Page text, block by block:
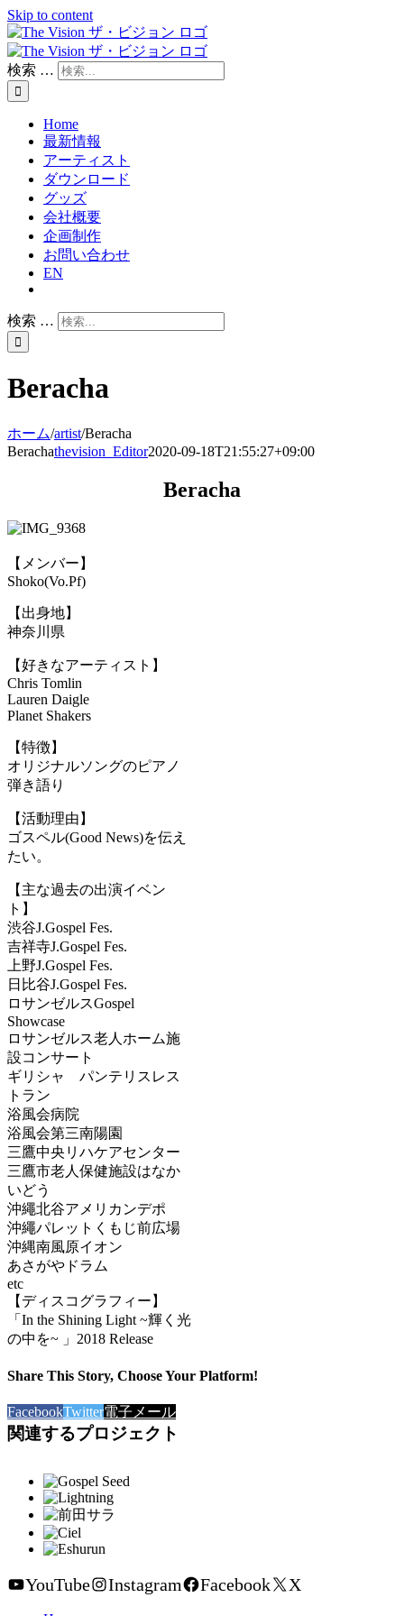
Skip to content
検索 …
Home
最新情報
アーティスト
ダウンロード
グッズ
会社概要
企画制作
お問い合わせ
EN
検索 …
Beracha
ホーム/artist/Beracha
Berachathevision_Editor2020-09-18T21:55:27+09:00
Beracha
【メンバー】
Shoko(Vo.Pf)
【出身地】
神奈川県
【好きなアーティスト】
Chris Tomlin
Lauren Daigle
Planet Shakers
【特徴】
オリジナルソングのピアノ
弾き語り
【活動理由】
ゴスペル(Good News)を伝え
たい。
【主な過去の出演イベン
ト】
渋谷J.Gospel Fes.
吉祥寺J.Gospel Fes.
上野J.Gospel Fes.
日比谷J.Gospel Fes.
ロサンゼルスGospel
Showcase
ロサンゼルス老人ホーム施
設コンサート
ギリシャ パンテリスレス
トラン
浴風会病院
浴風会第三南陽園
三鷹中央リハケアセンター
三鷹市老人保健施設はなか
いどう
沖繩北谷アメリカンデポ
沖繩パレットくもじ前広場
沖縄南風原イオン
あさがやドラム
etc
【ディスコグラフィー】
「 In the Shining Light ~輝く光
の中を~ 」2018 Release
Share This Story, Choose Your Platform!
FacebookTwitter電子メール
関連するプロジェクト
YouTube Instagram Facebook X